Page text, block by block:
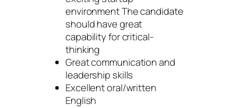
environment The candidate
should have great
capability for critical-
thinking
Great communication and
leadership skills
Excellent oral/written
English